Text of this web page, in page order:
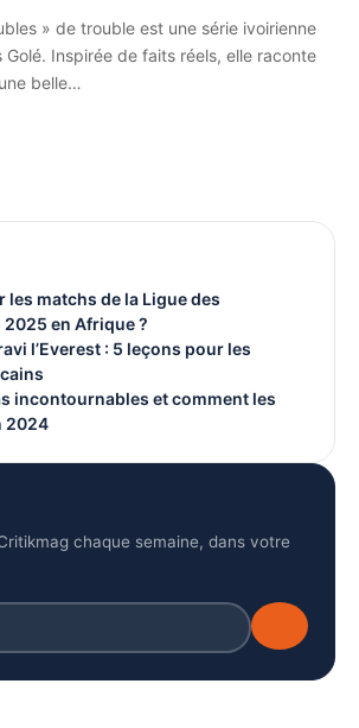
» de trouble est une série ivoirienne
Golé. Inspirée de faits réels, elle raconte
belle…
les matchs de la Ligue des
en Afrique ?
l’Everest : 5 leçons pour les
incontournables et comment les
2024
chaque semaine, dans votre